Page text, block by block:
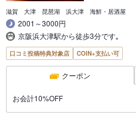
滋賀 大津 琵琶湖 浜大津 海鮮・居酒屋
2001～3000円
京阪浜大津駅から徒歩3分です｡
口コミ投稿特典対象店 COIN+支払い可
クーポン
お会計10%OFF